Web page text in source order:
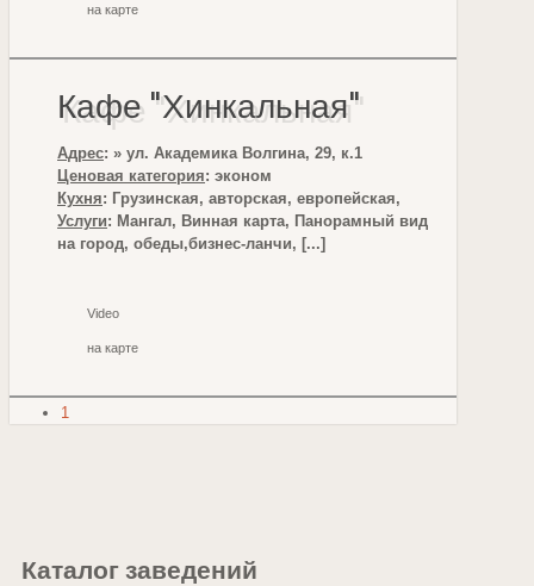
на карте
Кафе "Хинкальная"
Адрес: » ул. Академика Волгина, 29, к.1
Ценовая категория: эконом
Кухня: Грузинская, авторская, европейская,
Услуги: Мангал, Винная карта, Панорамный вид
на город, обеды,бизнес-ланчи, [...]
Video
на карте
1
Каталог заведений